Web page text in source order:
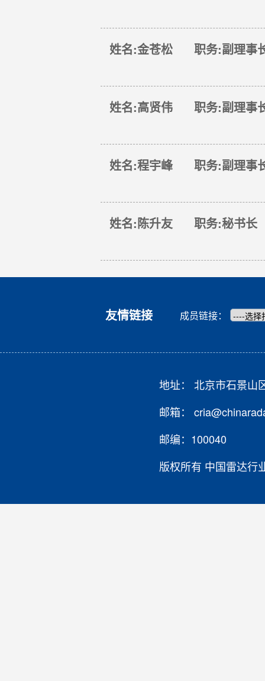
姓名:金苍松 职务:副理事
姓名:高贤伟 职务:副理事
姓名:程宇峰 职务:副理事
姓名:陈升友 职务:秘书长
友情链接 成员链接：
地址： 北京市石景山
邮箱：
邮编：100040
版权所有 中国雷达行